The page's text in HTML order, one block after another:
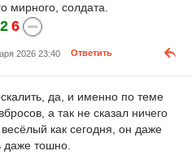
мирного, солдата.
2 6
2026 23:40 Ответить
да, и именно по теме
а так не сказал ничего
как сегодня, он даже
даже тошно.